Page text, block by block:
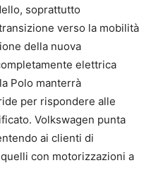
soprattutto
verso la mobilità
della nuova
elettrica
Polo manterrà
per rispondere alle
Volkswagen punta
ai clienti di
con motorizzazioni a